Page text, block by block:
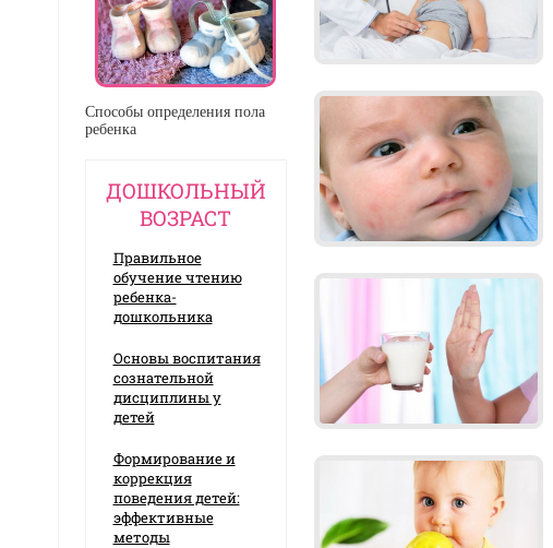
Способы определения пола
ребенка
ДОШКОЛЬНЫЙ
ВОЗРАСТ
Правильное
обучение чтению
ребенка-
дошкольника
Основы воспитания
сознательной
дисциплины у
детей
Формирование и
коррекция
поведения детей:
эффективные
методы